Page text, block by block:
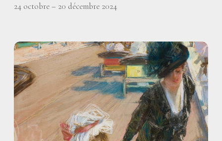
24 octobre – 20 décembre 2024